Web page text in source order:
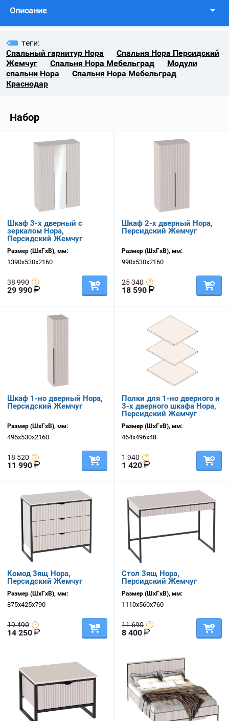
Описание
теги:
Спальный гарнитур Нора
Спальня Нора Персидский
Жемчуг
Спальня Нора Мебельград
Модули
спальни Нора
Спальня Нора Мебельград
Краснодар
Набор
Шкаф 3-х дверный с
зеркалом Нора,
Персидский Жемчуг
Размер (ШхГхВ), мм:
1390х530х2160
38 990
29 990
Шкаф 2-х дверный Нора,
Персидский Жемчуг
Размер (ШхГхВ), мм:
990х530х2160
25 340
18 590
Шкаф 1-но дверный Нора,
Персидский Жемчуг
Размер (ШхГхВ), мм:
495х530х2160
18 520
11 990
Полки для 1-но дверного и
3-х дверного шкафа Нора,
Персидский Жемчуг
Размер (ШхГхВ), мм:
464х496х48
1 940
1 420
Комод 3ящ Нора,
Персидский Жемчуг
Размер (ШхГхВ), мм:
875х425х790
19 490
14 250
Стол 3ящ Нора,
Персидский Жемчуг
Размер (ШхГхВ), мм:
1110х560х760
11 690
8 400